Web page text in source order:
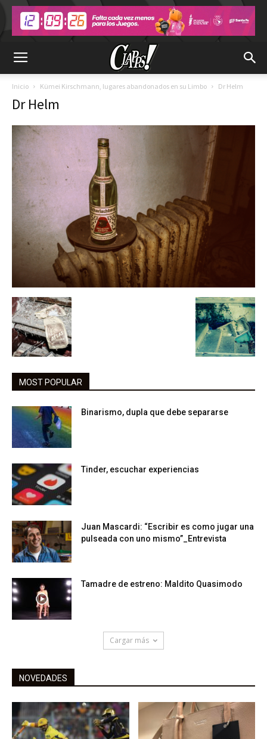
Inicio Kümei Kirschmann, lugares abandonados en su Limbo Dr Helm
Dr Helm
MOST POPULAR
Binarismo, dupla que debe separarse
Tinder, escuchar experiencias
Juan Mascardi: “Escribir es como jugar una
pulseada con uno mismo”_Entrevista
Tamadre de estreno: Maldito Quasimodo
Cargar más
NOVEDADES